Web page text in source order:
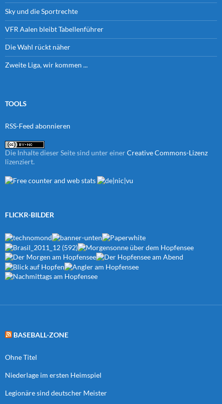
Sky und die Sportrechte
VFR Aalen bleibt Tabellenführer
Die Wahl rückt näher
Zweite Liga, wir kommen ...
TOOLS
RSS-Feed abonnieren
Die Inhalte dieser Seite sind unter einerCreative Commons-Lizenz
lizenziert.
FLICKR-BILDER
BASEBALL-ZONE
Ohne Titel
Niederlage im ersten Heimspiel
Legionäre sind deutscher Meister